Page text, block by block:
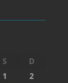
S
D
1
2